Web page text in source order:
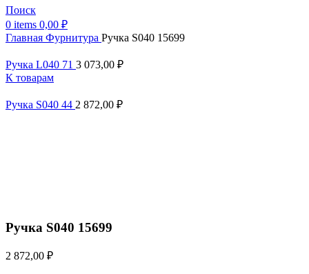
Поиск
0 items 0,00 ₽
Главная Фурнитура Ручка S040 15699
Ручка L040 71 3 073,00 ₽
К товарам
Ручка S040 44 2 872,00 ₽
Ручка S040 15699
2 872,00 ₽